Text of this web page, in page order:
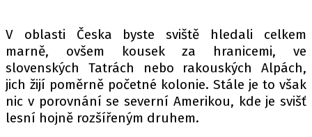
SLEDUJTE NÁS NA
Máte příběh, fotku nebo video?
Pošlete e-mail na autoroad.cz
V oblasti Česka byste sviště hledali celkem
marně, ovšem kousek za hranicemi, ve
slovenských Tatrách nebo rakouských Alpách,
jich žijí poměrně početné kolonie. Stále je to však
nic v porovnání se severní Amerikou, kde je svišť
lesní hojně rozšířeným druhem.